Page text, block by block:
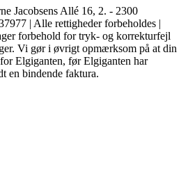
Jacobsens Allé 16, 2. - 2300
| Alle rettigheder forbeholdes |
forbehold for tryk- og korrekturfejl
Vi gør i øvrigt opmærksom på at din
Elgiganten, før Elgiganten har
en bindende faktura.